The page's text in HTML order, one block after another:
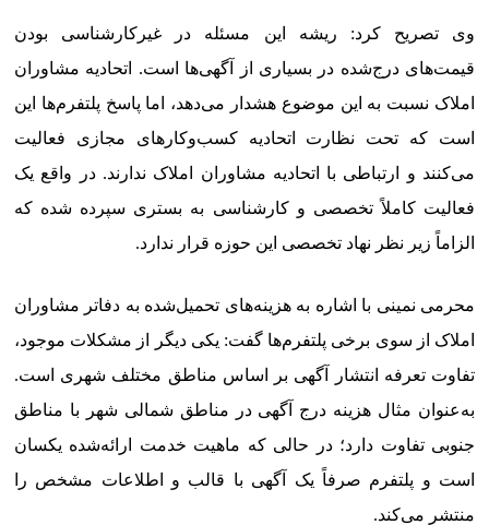
وی تصریح کرد: ریشه این مسئله در غیرکارشناسی بودن
قیمت‌های درج‌شده در بسیاری از آگهی‌ها است. اتحادیه مشاوران
املاک نسبت به این موضوع هشدار می‌دهد، اما پاسخ پلتفرم‌ها این
است که تحت نظارت اتحادیه کسب‌وکارهای مجازی فعالیت
می‌کنند و ارتباطی با اتحادیه مشاوران املاک ندارند. در واقع یک
فعالیت کاملاً تخصصی و کارشناسی به بستری سپرده شده که
الزاماً زیر نظر نهاد تخصصی این حوزه قرار ندارد.
محرمی نمینی با اشاره به هزینه‌های تحمیل‌شده به دفاتر مشاوران
املاک از سوی برخی پلتفرم‌ها گفت: یکی دیگر از مشکلات موجود،
تفاوت تعرفه انتشار آگهی بر اساس مناطق مختلف شهری است.
به‌عنوان مثال هزینه درج آگهی در مناطق شمالی شهر با مناطق
جنوبی تفاوت دارد؛ در حالی که ماهیت خدمت ارائه‌شده یکسان
است و پلتفرم صرفاً یک آگهی با قالب و اطلاعات مشخص را
منتشر می‌کند.